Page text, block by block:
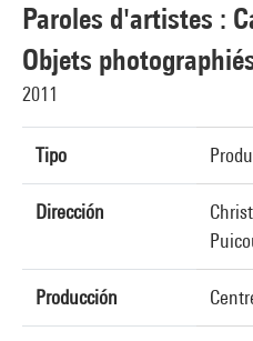
Paroles d'artistes :
Objets
2011
Tipo
Dirección
Producción